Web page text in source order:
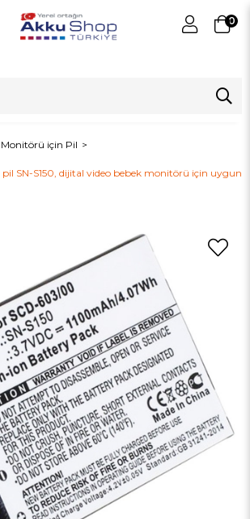
0
Monitörü için Pil
SN-S150, dijital video bebek monitörü için uygun